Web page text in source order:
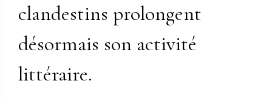
clandestins prolongent
désormais son activité
littéraire.